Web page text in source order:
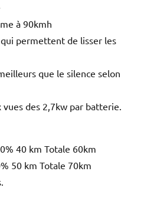
à 90kmh
permettent de lisser les
que le silence selon
des 2,7kw par batterie.
40 km Totale 60km
50 km Totale 70km